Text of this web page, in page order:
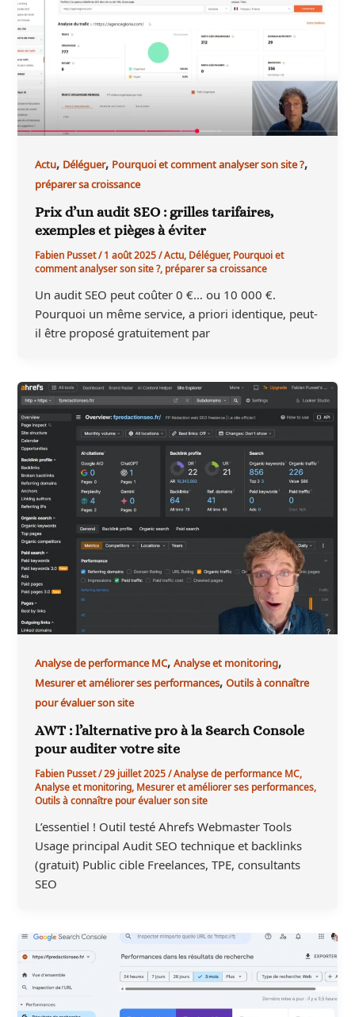
Actu, Déléguer, Pourquoi et comment analyser son site ?,
préparer sa croissance
Prix d’un audit SEO : grilles tarifaires,
exemples et pièges à éviter
Fabien Pusset/1 août 2025/Actu,Déléguer,Pourquoi et
comment analyser son site ?,préparer sa croissance
Un audit SEO peut coûter 0 €… ou 10 000 €.
Pourquoi un même service, a priori identique, peut-
il être proposé gratuitement par
Analyse de performance MC,Analyse et monitoring,
Mesurer et améliorer ses performances,Outils à connaître
pour évaluer son site
AWT : l’alternative pro à la Search Console
pour auditer votre site
Fabien Pusset/29 juillet 2025/Analyse de performance MC,
Analyse et monitoring,Mesurer et améliorer ses performances,
Outils à connaître pour évaluer son site
L’essentiel ! Outil testé Ahrefs Webmaster Tools
Usage principal Audit SEO technique et backlinks
(gratuit) Public cible Freelances, TPE, consultants
SEO